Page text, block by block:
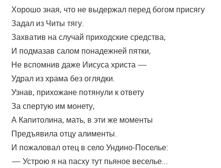
Хорошо зная, что не выдержал перед богом присягу
Задал из Читы тягу.
Захватив на случай приходские средства,
И подмазав салом понадежней пятки,
Не вспомнив даже Иисуса христа —
Удрал из храма без оглядки.
Узнав, прихожане потянули к ответу
За спертую им монету,
А Капитолина, мать, в эти же моменты
Предъявила отцу алименты.
И пожаловал отец в село Ундино-Поселье:
— Устрою я на пасху тут пьяное веселье…